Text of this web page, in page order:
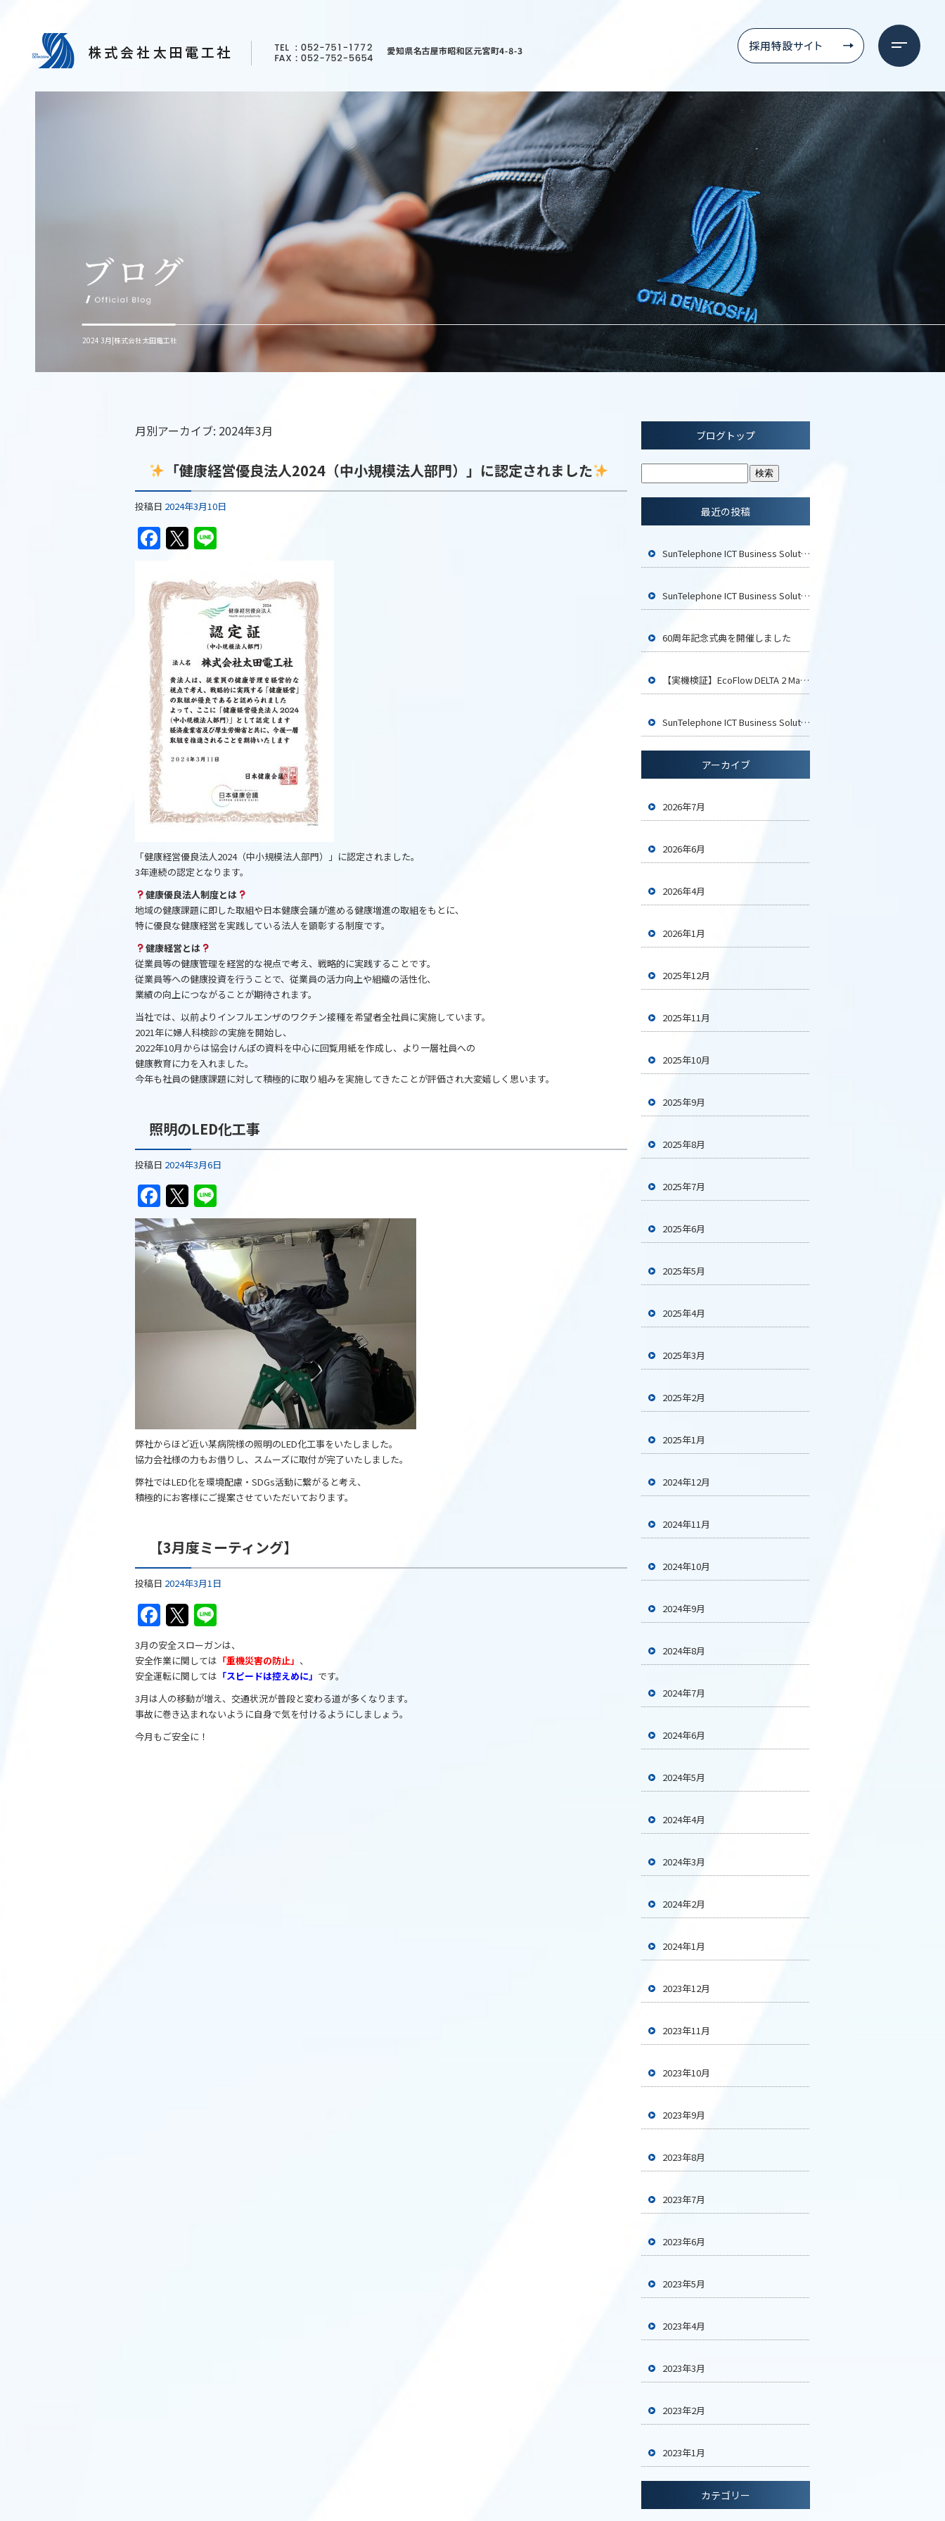
2024 3月|株式会社太田電工社
月別アーカイブ: 2024年3月
「健康経営優良法人2024（中小規模法人部門）」に認定されました
投稿日 2024年3月10日
F
a
c
e
b
o
o
k
T
w
itt
er
e
「健康経営優良法人2024（中小規模法人部門）」に認定されました。
3年連続の認定となります。
健康優良法人制度とは
地域の健康課題に即した取組や日本健康会議が進める健康増進の取組をもとに、
特に優良な健康経営を実践している法人を顕彰する制度です。
健康経営とは
従業員等の健康管理を経営的な視点で考え、戦略的に実践することです。
従業員等への健康投資を行うことで、従業員の活力向上や組織の活性化、
業績の向上につながることが期待されます。
当社では、以前よりインフルエンザのワクチン接種を希望者全社員に実施しています。
2021年に婦人科検診の実施を開始し、
2022年10月からは協会けんぽの資料を中心に回覧用紙を作成し、より一層社員への
健康教育に力を入れました。
今年も社員の健康課題に対して積極的に取り組みを実施してきたことが評価され大変嬉しく思います。
照明のLED化工事
投稿日 2024年3月6日
F
a
c
e
b
o
T
w
itt
er
n
e
弊社からほど近い某病院様の照明のLED化工事をいたしました。
協力会社様の力もお借りし、スムーズに取付が完了いたしました。
弊社ではLED化を環境配慮・SDGs活動に繋がると考え、
積極的にお客様にご提案させていただいております。
【3月度ミーティング】
投稿日 2024年3月1日
F
a
c
e
b
o
o
T
w
itt
er
n
e
3月の安全スローガンは、
安全作業に関しては 「重機災害の防止」 、
安全運転に関しては 「スピードは控えめに」 です。
3月は人の移動が増え、交通状況が普段と変わる道が多くなります。
事故に巻き込まれないように自身で気を付けるようにしましょう。
今月もご安全に！
ブログトップ
最近の投稿
SunTelephone ICT Business Solution2026 広島に参加いたします
SunTelephone ICT Business Solution2026 福岡に参加いたします
60周年記念式典を開催しました
【実機検証】EcoFlow DELTA 2 Maxでイカ釣り用LEDライト4台は何時間使える？
SunTelephone ICT Business Solution2026 大阪に参加いたします
アーカイブ
2026年7月
2026年6月
2026年4月
2026年1月
2025年12月
2025年11月
2025年10月
2025年9月
2025年8月
2025年7月
2025年6月
2025年5月
2025年4月
2025年3月
2025年2月
2025年1月
2024年12月
2024年11月
2024年10月
2024年9月
2024年8月
2024年7月
2024年6月
2024年5月
2024年4月
2024年3月
2024年2月
2024年1月
2023年12月
2023年11月
2023年10月
2023年9月
2023年8月
2023年7月
2023年6月
2023年5月
2023年4月
2023年3月
2023年2月
2023年1月
カテゴリー